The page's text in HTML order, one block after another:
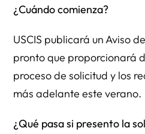
¿Cuándo comienza?
USCIS publicará un Aviso
pronto que proporcionará
proceso de solicitud y los
más adelante este verano.
¿Qué pasa si presento la